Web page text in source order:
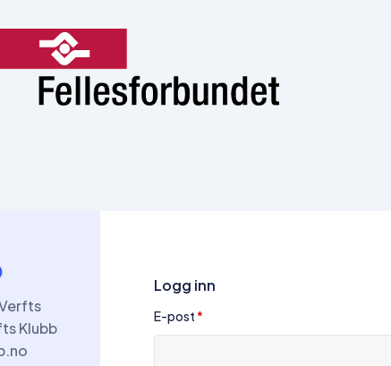
Klubb
Logg inn
E-post*